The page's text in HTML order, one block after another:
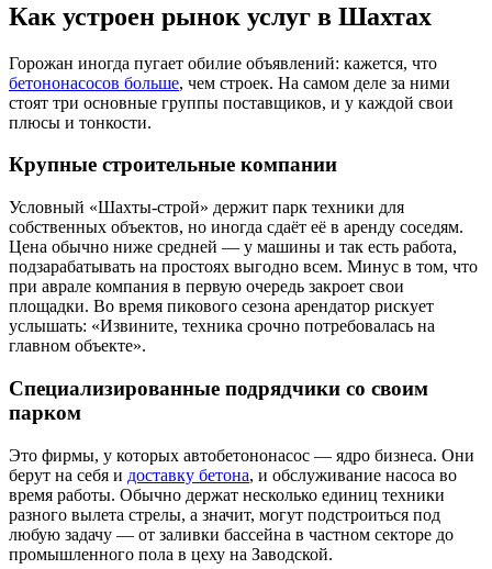
Как устроен рынок услуг в Шахтах
Горожан иногда пугает обилие объявлений: кажется, что
бетононасосов больше, чем строек. На самом деле за ними
стоят три основные группы поставщиков, и у каждой свои
плюсы и тонкости.
Крупные строительные компании
Условный «Шахты-строй» держит парк техники для
собственных объектов, но иногда сдаёт её в аренду соседям.
Цена обычно ниже средней — у машины и так есть работа,
подзарабатывать на простоях выгодно всем. Минус в том, что
при аврале компания в первую очередь закроет свои
площадки. Во время пикового сезона арендатор рискует
услышать: «Извините, техника срочно потребовалась на
главном объекте».
Специализированные подрядчики со своим
парком
Это фирмы, у которых автобетононасос — ядро бизнеса. Они
берут на себя и доставку бетона, и обслуживание насоса во
время работы. Обычно держат несколько единиц техники
разного вылета стрелы, а значит, могут подстроиться под
любую задачу — от заливки бассейна в частном секторе до
промышленного пола в цеху на Заводской.